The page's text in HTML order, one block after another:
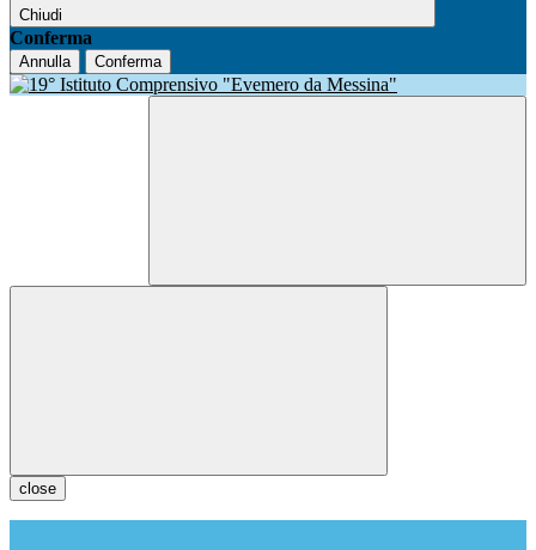
Chiudi
Conferma
Annulla Conferma
close